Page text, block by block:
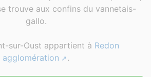
trouve aux confins du vannetais-
gallo.
sur-Oust appartient à Redon
agglomération
.